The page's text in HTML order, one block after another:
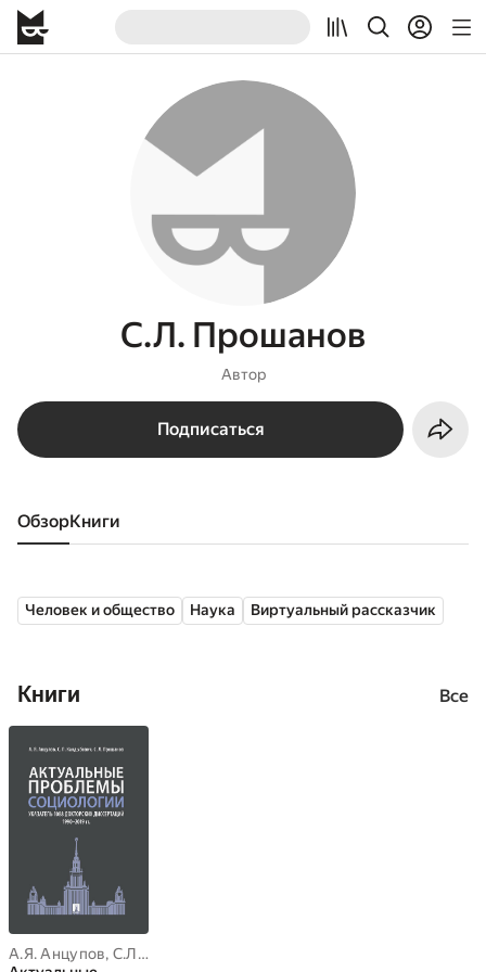
С.Л. Прошанов
Автор
Подписаться
Обзор книги
Человек и общество Наука Виртуальный рассказчик
Книги Все
А.Я. Анцупов, С.Л. Кандыбович